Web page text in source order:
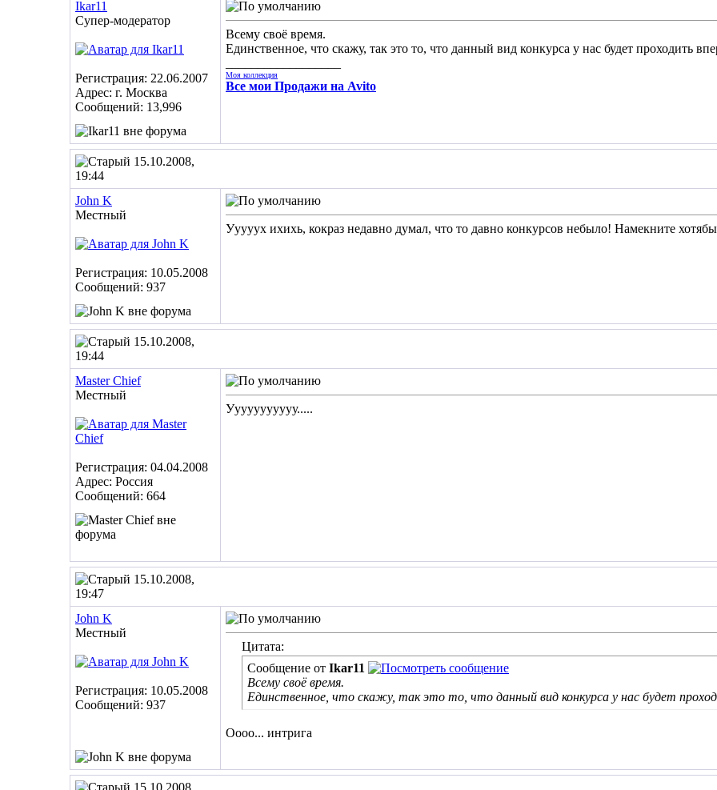
Ikar11
Супер-модератор
Регистрация: 22.06.2007
Адрес: г. Москва
Сообщений: 13,996
Всему своё время.
Единственное, что скажу, так это то, что данный вид конкурса у нас будет проходить
Моя коллекция
Все мои Продажи на Avito
15.10.2008,
19:44
John K
Местный
Регистрация: 10.05.2008
Сообщений: 937
Ууууух ихихь, кокраз недавно думал, что то давно конкурсов небыло! Намекните
15.10.2008,
19:44
Master Chief
Местный
Регистрация: 04.04.2008
Адрес: Россия
Сообщений: 664
Ууууууууууу.....
15.10.2008,
19:47
John K
Местный
Регистрация: 10.05.2008
Сообщений: 937
Цитата:
Сообщение от Ikar11
Всему своё время.
Единственное, что скажу, так это то, что данный вид конкурса у нас будет
Оооо... интрига
15.10.2008,